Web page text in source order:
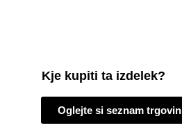
Kje kupiti ta izdelek?
Oglejte si seznam trgovin